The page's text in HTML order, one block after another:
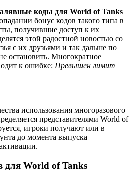
коды для World of Tanks
бонус кодов такого типа в
получившие доступ к их
этой радостной новостью со
с их друзьями и так дальше по
остановить. Многократное
к ошибке: Превышен лимит
использования многоразового
представителями World of
игроки получают или в
до момента выпуска
для World of Tanks